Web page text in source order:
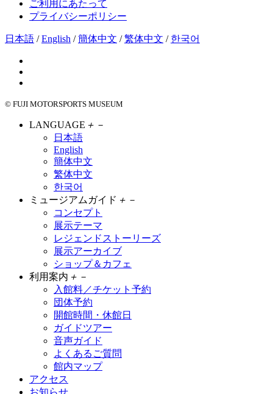
ご利用にあたって
プライバシーポリシー
日本語 /English /簡体中文 /繁体中文 / 한국어
© FUJI MOTORSPORTS MUSEUM
LANGUAGE ＋ －
日本語
English
簡体中文
繁体中文
한국어
ミュージアムガイド ＋ －
コンセプト
展示テーマ
レジェンドストーリーズ
展示アーカイブ
ショップ＆カフェ
利用案内 ＋ －
入館料／チケット予約
団体予約
開館時間・休館日
ガイドツアー
音声ガイド
よくあるご質問
館内マップ
アクセス